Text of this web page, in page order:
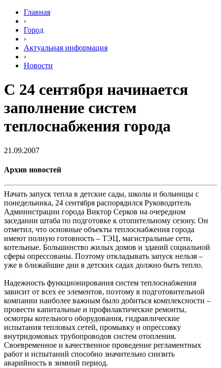
Главная
›
Город
›
Актуальная информация
›
Новости
С 24 сентября начинается
заполнение систем
теплоснабжения города
21.09.2007
Архив новостей
Начать запуск тепла в детские сады, школы и больницы с
понедельника, 24 сентября распорядился Руководитель
Администрации города Виктор Серков на очередном
заседании штаба по подготовке к отопительному сезону. Он
отметил, что основные объекты теплоснабжения города
имеют полную готовность – ТЭЦ, магистральные сети,
котельные. Большинство жилых домов и зданий социальной
сферы опрессованы. Поэтому откладывать запуск нельзя –
уже в ближайшие дни в детских садах должно быть тепло.
Надежность функционирования систем теплоснабжения
зависит от всех ее элементов, поэтому в подготовительной
компании наиболее важным было добиться комплексности –
провести капитальные и профилактические ремонты,
осмотры котельного оборудования, гидравлические
испытания тепловых сетей, промывку и опрессовку
внутридомовых трубопроводов систем отопления.
Своевременное и качественное проведение регламентных
работ и испытаний способно значительно снизить
аварийность в зимний период.